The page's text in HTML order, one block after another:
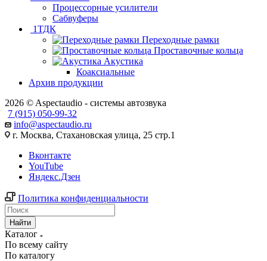
Процессорные усилители
Сабвуферы
1ТДК
Переходные рамки
Проставочные кольца
Акустика
Коаксиальные
Архив продукции
2026 © Aspectaudio - системы автозвука
7 (915) 050-99-32
info@aspectaudio.ru
г. Москва, Стахановская улица, 25 стр.1
Вконтакте
YouTube
Яндекс.Дзен
Политика конфиденциальности
Найти
Каталог
По всему сайту
По каталогу